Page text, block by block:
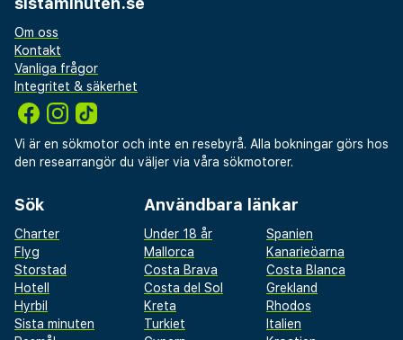
Om oss
Kontakt
Vanliga frågor
Integritet & säkerhet
Vi är en sökmotor och inte en resebyrå. Alla bokningar görs hos
den researrangör du väljer via våra sökmotorer.
Sök
Charter
Flyg
Storstad
Hotell
Hyrbil
Sista minuten
Användbara länkar
Under 18 år
Spanien
Mallorca
Kanarieöarna
Costa Brava
Costa Blanca
Costa del Sol
Grekland
Kreta
Rhodos
Turkiet
Italien